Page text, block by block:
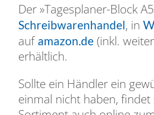
Der »Tagesplaner-Block
Schreibwarenhandel, in
auf amazon.de (inkl.
erhältlich.
Sollte ein Händler ein
einmal nicht haben,